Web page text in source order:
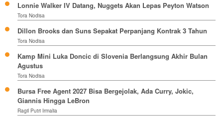
Lonnie Walker IV Datang, Nuggets Akan Lepas Peyton Watson
Tora Nodisa
Dillon Brooks dan Suns Sepakat Perpanjang Kontrak 3 Tahun
Tora Nodisa
Kamp Mini Luka Doncic di Slovenia Berlangsung Akhir Bulan
Agustus
Tora Nodisa
Bursa Free Agent 2027 Bisa Bergejolak, Ada Curry, Jokic,
Giannis Hingga LeBron
Ragil Putri Irmalia